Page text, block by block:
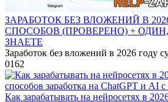
ЗАРАБОТОК БЕЗ ВЛОЖЕНИЙ В
СПОСОБОВ (ПРОВЕРЕНО) +
ЗНАЕТЕ
Заработок без вложений в 2026 году
0162
Как зарабатывать на нейросетях в